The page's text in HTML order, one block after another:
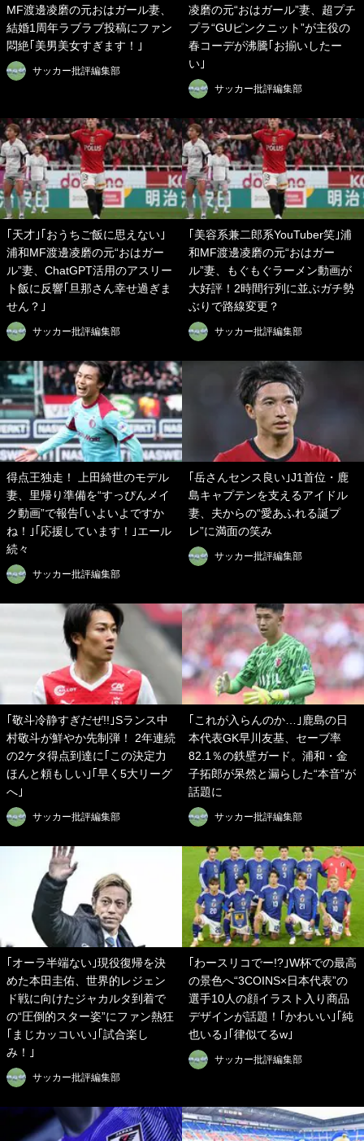
MF渡邊凌磨の元おはガール妻、
結婚1周年ラブラブ投稿にファン
悶絶｢美男美女すぎます！｣
サッカー批評編集部
凌磨の元“おはガール”妻、超プチ
プラ“GUピンクニット”が主役の
春コーデが沸騰｢お揃いしたー
い｣
サッカー批評編集部
｢天才｣｢おうちご飯に思えない｣
浦和MF渡邊凌磨の元“おはガー
ル”妻、ChatGPT活用のアスリー
ト飯に反響｢旦那さん幸せ過ぎま
せん？｣
サッカー批評編集部
｢美容系兼二郎系YouTuber笑｣浦
和MF渡邊凌磨の元“おはガー
ル”妻、もぐもぐラーメン動画が
大好評！2時間行列に並ぶガチ勢
ぶりで路線変更？
サッカー批評編集部
得点王独走！ 上田綺世のモデル
妻、里帰り準備を“すっぴんメイ
ク動画”で報告｢いよいよですか
ね！｣｢応援しています！｣エール
続々
サッカー批評編集部
｢岳さんセンス良い｣J1首位・鹿
島キャプテンを支えるアイドル
妻、夫からの“愛あふれる誕プ
レ”に満面の笑み
サッカー批評編集部
｢敬斗冷静すぎだぜ!!｣Sランス中
村敬斗が鮮やか先制弾！ 2年連続
の2ケタ得点到達に｢この決定力
ほんと頼もしい｣｢早く5大リーグ
へ｣
サッカー批評編集部
｢これが入らんのか…｣鹿島の日
本代表GK早川友基、セーブ率
82.1％の鉄壁ガード。浦和・金
子拓郎が呆然と漏らした“本音”が
話題に
サッカー批評編集部
｢オーラ半端ない｣現役復帰を決
めた本田圭佑、世界的レジェン
ド戦に向けたジャカルタ到着で
の“圧倒的スター姿”にファン熱狂
｢まじカッコいい｣｢試合楽し
み！｣
サッカー批評編集部
｢わースリコでー!?｣W杯での最高
の景色へ“3COINS×日本代表”の
選手10人の顔イラスト入り商品
デザインが話題！｢かわいい｣｢純
也いる｣｢律似てるw｣
サッカー批評編集部